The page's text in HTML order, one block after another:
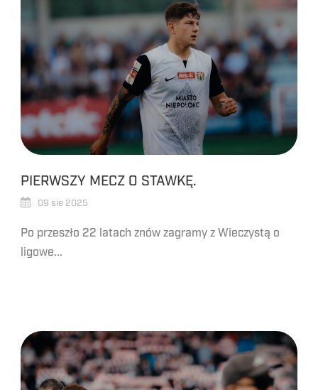
PIERWSZY MECZ O STAWKĘ.
09 sie 2025
Po przeszło 22 latach znów zagramy z Wieczystą o
ligowe...